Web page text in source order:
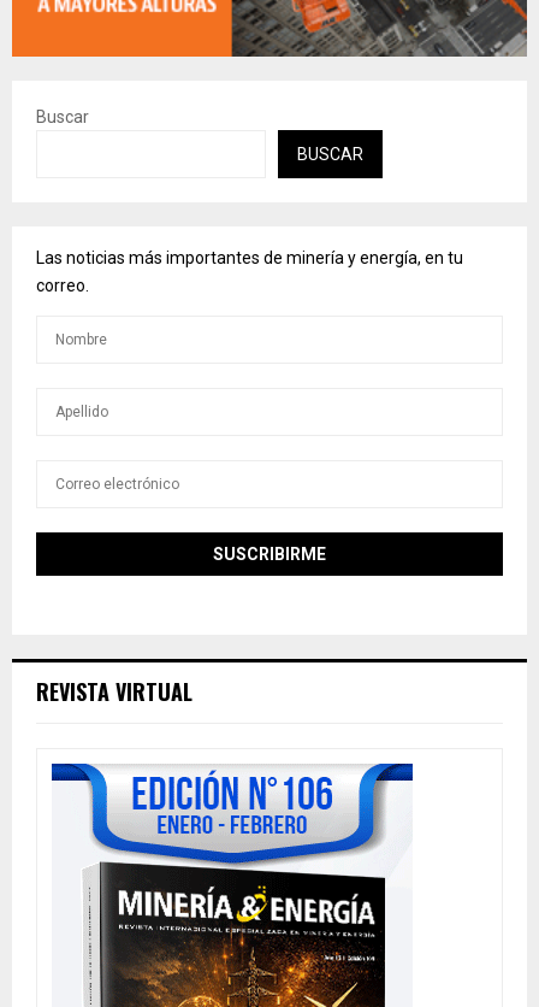
Buscar
BUSCAR
Las noticias más importantes de minería y energía, en tu
correo.
REVISTA VIRTUAL